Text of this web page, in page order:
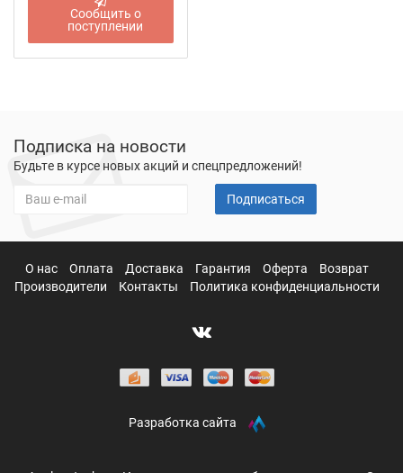
Сообщить о
поступлении
Подписка на новости
Будьте в курсе новых акций и спецпредложений!
Подписаться
О нас Оплата Доставка Гарантия Оферта
Возврат
Производители
Контакты Политика конфиденциальности
Разработка сайта